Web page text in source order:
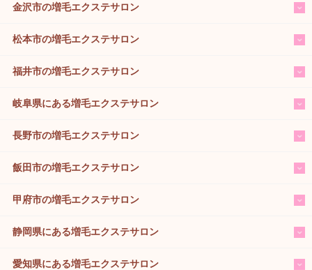
金沢市の増毛エクステサロン
松本市の増毛エクステサロン
福井市の増毛エクステサロン
岐阜県にある増毛エクステサロン
長野市の増毛エクステサロン
飯田市の増毛エクステサロン
甲府市の増毛エクステサロン
静岡県にある増毛エクステサロン
愛知県にある増毛エクステサロン